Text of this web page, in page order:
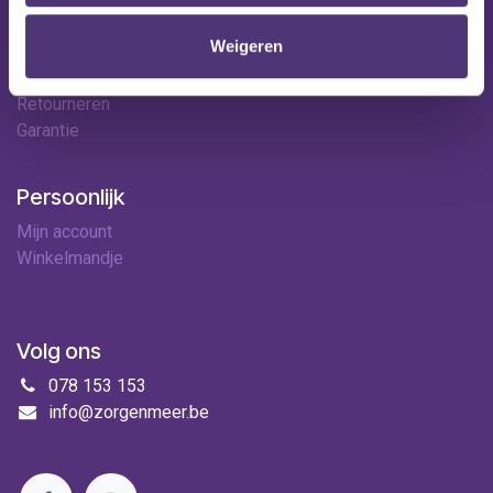
Weigeren
Contact
Betaalopties
Retourneren
Garantie
Persoonlijk
Mijn account
Winkelmandje
Volg ons
078 153 153
info@zorgenmeer.be